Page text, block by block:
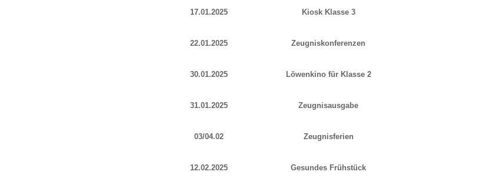
17.01.2025 Kiosk Klasse 3
22.01.2025 Zeugniskonferenzen
30.01.2025 Löwenkino für Klasse 2
31.01.2025 Zeugnisausgabe
03/04.02 Zeugnisferien
12.02.2025 Gesundes Frühstück